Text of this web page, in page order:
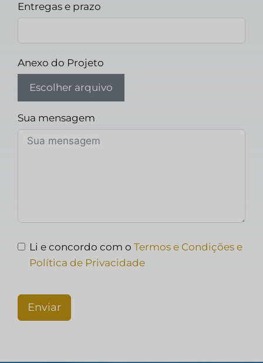
Entregas e prazo
Anexo do Projeto
Escolher arquivo
Sua mensagem
Li e concordo com o Termos e Condições e
Política de Privacidade
Enviar